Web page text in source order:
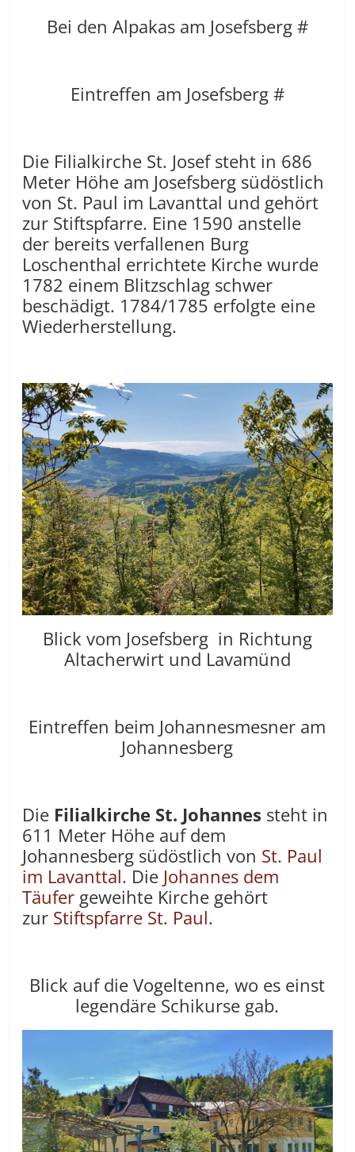
Bei den Alpakas am Josefsberg #
Eintreffen am Josefsberg #
Die Filialkirche St. Josef steht in 686
Meter Höhe am Josefsberg südöstlich
von St. Paul im Lavanttal und gehört
zur Stiftspfarre. Eine 1590 anstelle
der bereits verfallenen Burg
Loschenthal errichtete Kirche wurde
1782 einem Blitzschlag schwer
beschädigt. 1784/1785 erfolgte eine
Wiederherstellung.
Blick vom Josefsberg in Richtung
Altacherwirt und Lavamünd
Eintreffen beim Johannesmesner am
Johannesberg
Die Filialkirche St. Johannes steht in
611 Meter Höhe auf dem
Johannesberg südöstlich von St. Paul
im Lavanttal. Die Johannes dem
Täufer geweihte Kirche gehört
zur Stiftspfarre St. Paul.
Blick auf die Vogeltenne, wo es einst
legendäre Schikurse gab.